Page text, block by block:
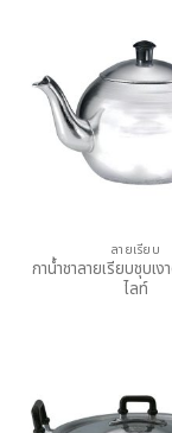
ลายเรียบ
กาน้ำชาลายเรียบชุบเ
ไลท์